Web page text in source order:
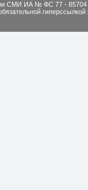
СМИ ИА № ФС 77 - 85704
гиперссылкой